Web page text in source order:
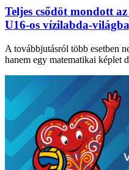
Teljes csődöt mondott
U16-os vízilabda-
A továbbjutásról több esetben
hanem egy matematikai képlet